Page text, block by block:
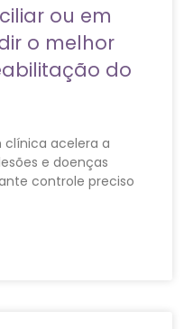
ou em
o melhor
do
clínica acelera a
e doenças
controle preciso